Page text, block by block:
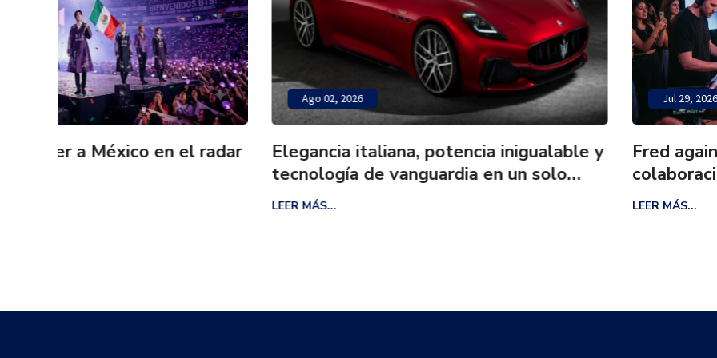
Ago 02, 2026
Elegancia italiana, potencia inigualable y
tecnología de vanguardia en un solo
Fred again.. y Latin Mafia preparan
colaboración que podrá seguirse